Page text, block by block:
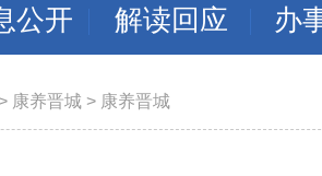
公开 解读回应 办
> 康养晋城 > 康养晋城